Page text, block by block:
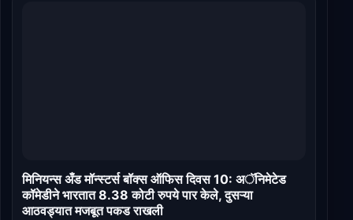
मिनियन्स अँड मॉन्स्टर्स बॉक्स ऑफिस दिवस 10: अॅनिमेटेड
कॉमेडीने भारतात 8.38 कोटी रुपये पार केले, दुसऱ्या
आठवड्यात मजबूत पकड राखली